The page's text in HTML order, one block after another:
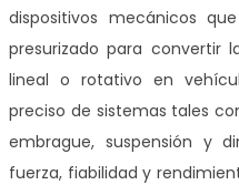
dispositivos mecánicos
presurizado para convertir
lineal o rotativo en
preciso de sistemas tales
embrague, suspensión y
fuerza, fiabilidad y